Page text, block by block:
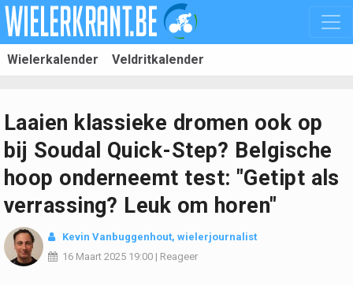
Wielerkalender Veldritkalender
Laaien klassieke dromen ook op
bij Soudal Quick-Step? Belgische
hoop onderneemt test: "Getipt als
verrassing? Leuk om horen"
Kevin Vanbuggenhout, wielerjournalist
16 Maart 2025 19:00 | Reageer